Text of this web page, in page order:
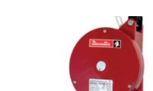
marknaden och erbjuder en plattfo...